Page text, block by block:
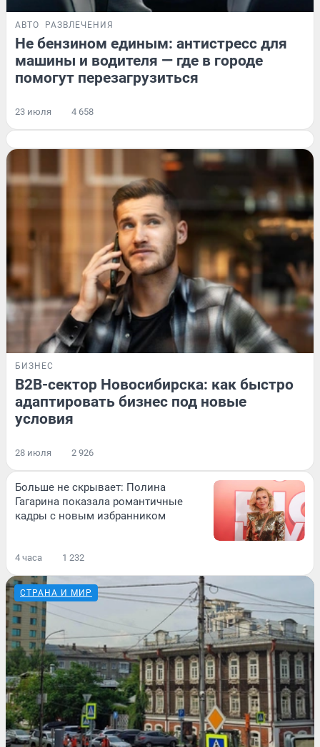
АВТО РАЗВЛЕЧЕНИЯ
Не бензином единым: антистресс для
машины и водителя — где в городе
помогут перезагрузиться
23 июля 4 658
БИЗНЕС
B2B-сектор Новосибирска: как быстро
адаптировать бизнес под новые
условия
28 июля 2 926
Больше не скрывает: Полина
Гагарина показала романтичные
кадры с новым избранником
4 часа 1 232
СТРАНА И МИР